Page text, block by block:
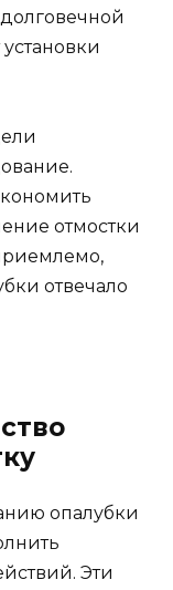
отмостки
отвечало
опалубки
Эти